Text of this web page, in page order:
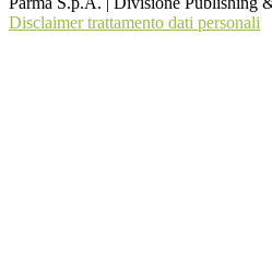
Disclaimer trattamento dati personali